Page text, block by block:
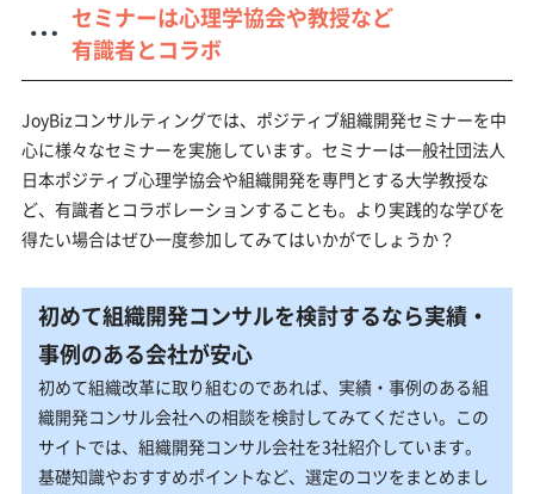
セミナーは心理学協会や教授など
有識者とコラボ
JoyBizコンサルティングでは、ポジティブ組織開発セミナーを中
心に様々なセミナーを実施しています。セミナーは一般社団法人
日本ポジティブ心理学協会や組織開発を専門とする大学教授な
ど、有識者とコラボレーションすることも。より実践的な学びを
得たい場合はぜひ一度参加してみてはいかがでしょうか？
初めて組織開発コンサルを検討するなら実績・
事例のある会社が安心
初めて組織改革に取り組むのであれば、実績・事例のある組
織開発コンサル会社への相談を検討してみてください。この
サイトでは、組織開発コンサル会社を3社紹介しています。
基礎知識やおすすめポイントなど、選定のコツをまとめまし